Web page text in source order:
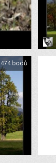
474 bodů